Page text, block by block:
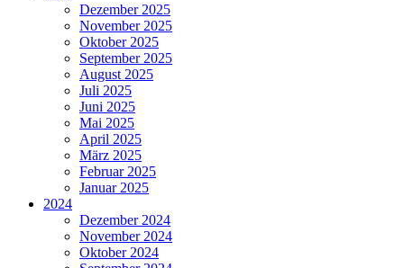
Dezember 2025
November 2025
Oktober 2025
September 2025
August 2025
Juli 2025
Juni 2025
Mai 2025
April 2025
März 2025
Februar 2025
Januar 2025
2024
Dezember 2024
November 2024
Oktober 2024